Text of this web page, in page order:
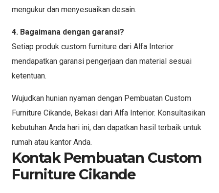
mengukur dan menyesuaikan desain.
4. Bagaimana dengan garansi?
Setiap produk custom furniture dari Alfa Interior
mendapatkan garansi pengerjaan dan material sesuai
ketentuan.
Wujudkan hunian nyaman dengan Pembuatan Custom
Furniture Cikande, Bekasi dari Alfa Interior. Konsultasikan
kebutuhan Anda hari ini, dan dapatkan hasil terbaik untuk
rumah atau kantor Anda.
Kontak Pembuatan Custom
Furniture Cikande